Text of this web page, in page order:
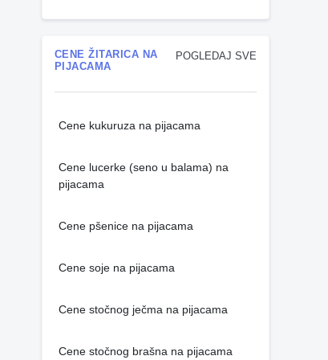
POGLEDAJ SVE
CENE ŽITARICA NA
PIJACAMA
Cene kukuruza na pijacama
Cene lucerke (seno u balama) na
pijacama
Cene pšenice na pijacama
Cene soje na pijacama
Cene stočnog ječma na pijacama
Cene stočnog brašna na pijacama